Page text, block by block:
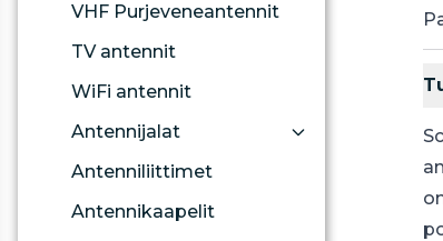
VHF Purjeveneantennit
TV antennit
WiFi antennit
Antennijalat
Antenniliittimet
Antennikaapelit